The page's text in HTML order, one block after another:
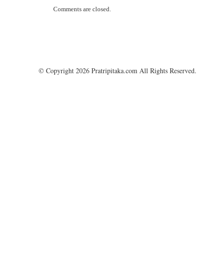
Comments are closed.
© Copyright 2026 Pratripitaka.com All Rights Reserved.